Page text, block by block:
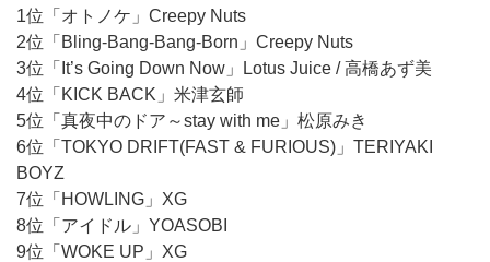
1位「オトノケ」Creepy Nuts
2位「Bling-Bang-Bang-Born」Creepy Nuts
3位「It’s Going Down Now」Lotus Juice / 高橋あず美
4位「KICK BACK」米津玄師
5位「真夜中のドア～stay with me」松原みき
6位「TOKYO DRIFT(FAST & FURIOUS)」TERIYAKI
BOYZ
7位「HOWLING」XG
8位「アイドル」YOASOBI
9位「WOKE UP」XG